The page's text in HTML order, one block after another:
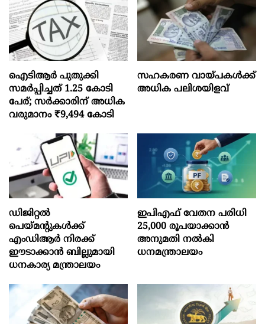
ഐടിആര്‍ പുതുക്കി
സമർപ്പിച്ചത് 1.25 കോടി
പേര്; സർക്കാരിന് അധിക
വരുമാനം ₹9,494 കോടി
സഹകരണ വായ്പകള്‍ക്ക്
അധിക പലിശയിളവ്
ഡിജിറ്റൽ
പെയ്മന്റുകൾക്ക്
എംഡിആർ നിരക്ക്
ഈടാക്കാൻ ബില്ലുമായി
ധനകാര്യ മന്ത്രാലയം
ഇപിഎഫ് വേതന പരിധി
25,000 രൂപയാക്കാൻ
അനുമതി നൽകി
ധനമന്ത്രാലയം